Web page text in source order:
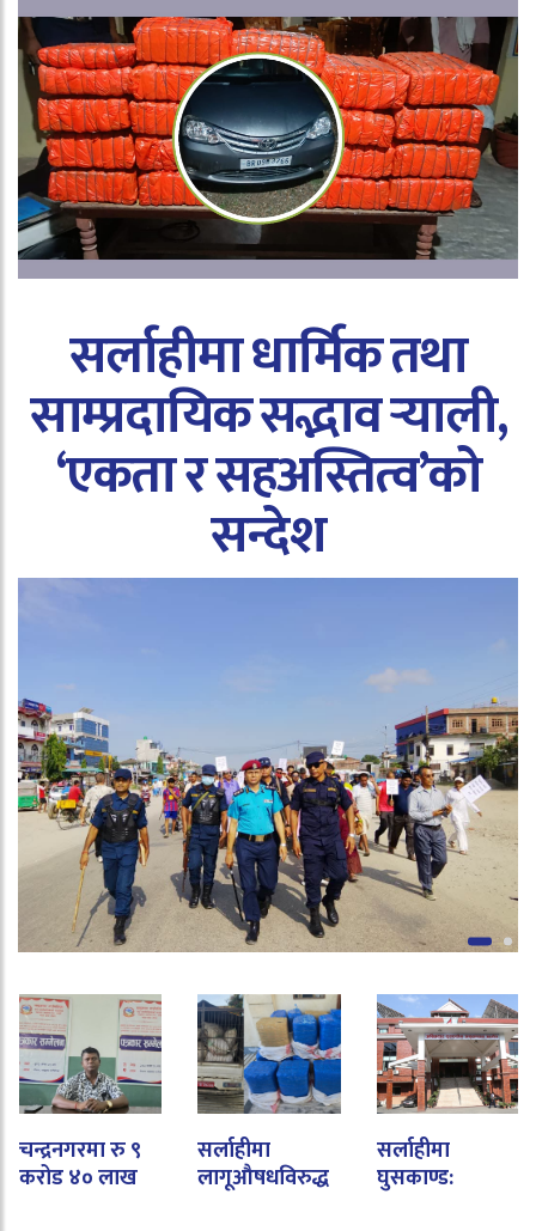
सर्लाहीमा धार्मिक तथा
साम्प्रदायिक सद्भाव र्‍याली,
‘एकता र सहअस्तित्व’को
सन्देश
चन्द्रनगरमा रु ९
करोड ४० लाख
सर्लाहीमा
लागूऔषधविरुद्ध
सर्लाहीमा
घुसकाण्ड: